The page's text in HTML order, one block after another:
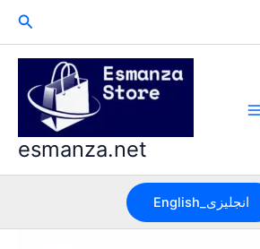
Search
esmanza.net
English_انجليزى